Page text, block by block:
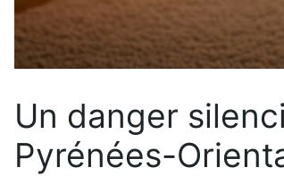
Un danger
Pyrénées-